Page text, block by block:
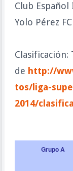
Club Español
Yolo Pérez FC
Clasificación:
de http://
tos/liga-
2014/
Grupo A